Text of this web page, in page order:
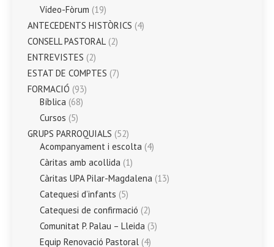
Vídeo-Fòrum (19)
ANTECEDENTS HISTÒRICS (4)
CONSELL PASTORAL (2)
ENTREVISTES (2)
ESTAT DE COMPTES (7)
FORMACIÓ (93)
Bíblica (68)
Cursos (5)
GRUPS PARROQUIALS (52)
Acompanyament i escolta (4)
Càritas amb acollida (1)
Càritas UPA Pilar-Magdalena (13)
Catequesi d’infants (5)
Catequesi de confirmació (2)
Comunitat P. Palau – Lleida (3)
Equip Renovació Pastoral (4)